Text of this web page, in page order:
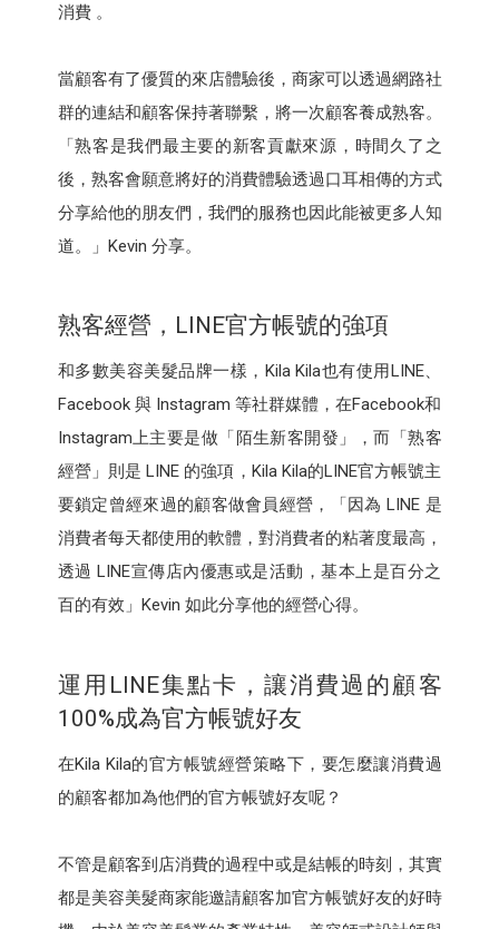
消費 。
當顧客有了優質的來店體驗後，商家可以透過網路社
群的連結和顧客保持著聯繫，將一次顧客養成熟客。
「熟客是我們最主要的新客貢獻來源，時間久了之
後，熟客會願意將好的消費體驗透過口耳相傳的方式
分享給他的朋友們，我們的服務也因此能被更多人知
道。」Kevin 分享。
熟客經營，LINE官方帳號的強項
和多數美容美髮品牌一樣，Kila Kila也有使用LINE、
Facebook 與 Instagram 等社群媒體，在Facebook和
Instagram上主要是做「陌生新客開發」，而「熟客
經營」則是 LINE 的強項，Kila Kila的LINE官方帳號主
要鎖定曾經來過的顧客做會員經營，「因為 LINE 是
消費者每天都使用的軟體，對消費者的粘著度最高，
透過 LINE宣傳店內優惠或是活動，基本上是百分之
百的有效」Kevin 如此分享他的經營心得。
運用LINE集點卡，讓消費過的顧客
100%成為官方帳號好友
在Kila Kila的官方帳號經營策略下，要怎麼讓消費過
的顧客都加為他們的官方帳號好友呢？
不管是顧客到店消費的過程中或是結帳的時刻，其實
都是美容美髮商家能邀請顧客加官方帳號好友的好時